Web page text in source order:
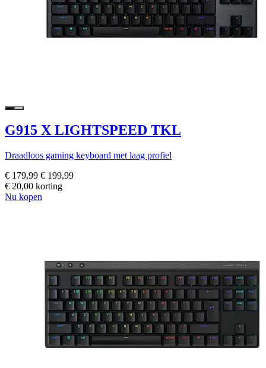
G915 X LIGHTSPEED TKL
Draadloos gaming keyboard met laag profiel
€ 179,99 € 199,99
€ 20,00 korting
Nu kopen